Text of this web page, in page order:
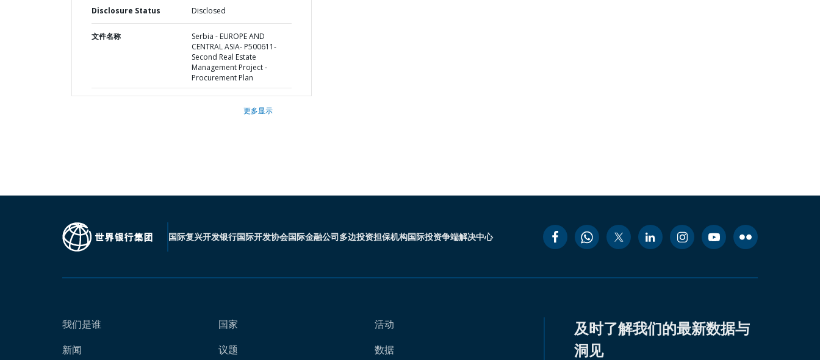
Disclosure Status Disclosed
文件名称
Serbia - EUROPE AND
CENTRAL ASIA- P500611-
Second Real Estate
Management Project -
Procurement Plan
更多显示
国际复兴开发银行国际开发协会国际金融公司多边投资担保机构国际投资争端解决中心
我们是谁
新闻
国家
议题
活动
数据
及时了解我们的最新数据与
洞见